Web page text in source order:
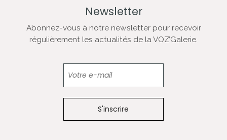
Newsletter
Abonnez-vous à notre newsletter pour recevoir
régulièrement les actualités de la VOZ’Galerie.